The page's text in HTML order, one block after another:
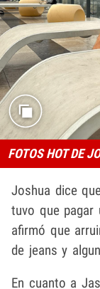
FOTOS HOT DE
Joshua dice
tuvo que pagar
afirmó que
de jeans y
En cuanto a